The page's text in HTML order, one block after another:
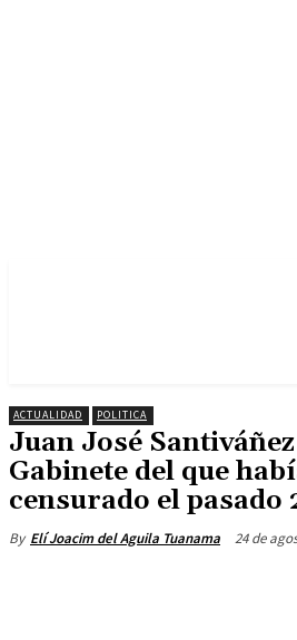
ACTUALIDAD POLITICA
Juan José
Gabinete del que
censurado el pasado
By Elí Joacim del Aguila Tuanama 24 de